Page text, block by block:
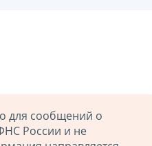
для сообщений о
России и не